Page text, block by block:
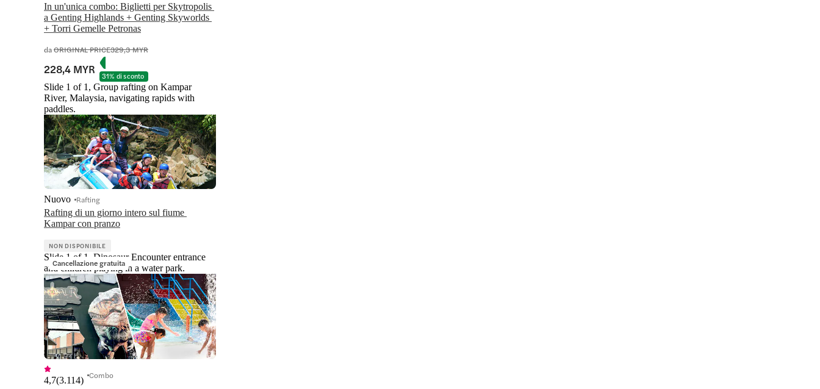
In un'unica combo: Biglietti per Skytropolis
a Genting Highlands + Genting Skyworlds
+ Torri Gemelle Petronas
daORIGINAL PRICE329,3 MYR
228,4 MYR 31% di sconto
Slide 1 of 1, Group rafting on Kampar
River, Malaysia, navigating rapids with
paddles.
Rafting di un giorno intero sul fiume
Kampar con pranzo
Nuovo Rafting
NON DISPONIBILE
Cancellazione gratuita
Slide 1 of 1, Dinosaur Encounter entrance
and children playing in a water park.
4,7(3.114) Combo